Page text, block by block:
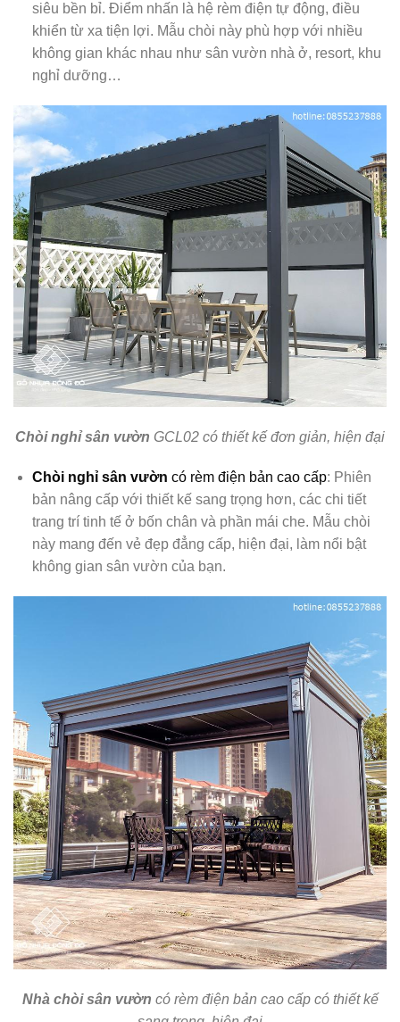
siêu bền bỉ. Điểm nhấn là hệ rèm điện tự động, điều
khiển từ xa tiện lợi. Mẫu chòi này phù hợp với nhiều
không gian khác nhau như sân vườn nhà ở, resort, khu
nghỉ dưỡng…
Chòi nghỉ sân vườn GCL02 có thiết kế đơn giản, hiện đại
Chòi nghỉ sân vườn có rèm điện bản cao cấp: Phiên
bản nâng cấp với thiết kế sang trọng hơn, các chi tiết
trang trí tinh tế ở bốn chân và phần mái che. Mẫu chòi
này mang đến vẻ đẹp đẳng cấp, hiện đại, làm nổi bật
không gian sân vườn của bạn.
Nhà chòi sân vườn có rèm điện bản cao cấp có thiết kế